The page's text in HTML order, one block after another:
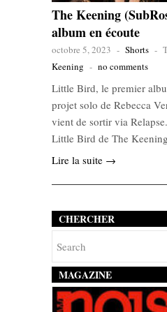
The Keening
album en écoute
octobre 5, 2023 - Shorts -
Keening - no comments
Little Bird, le premier
projet solo de Rebecca
vient de sortir via
Little Bird de The
Lire la suite →
CHERCHER
MAGAZINE